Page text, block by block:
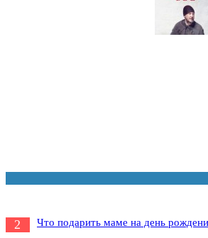
2 Что подарить маме на день